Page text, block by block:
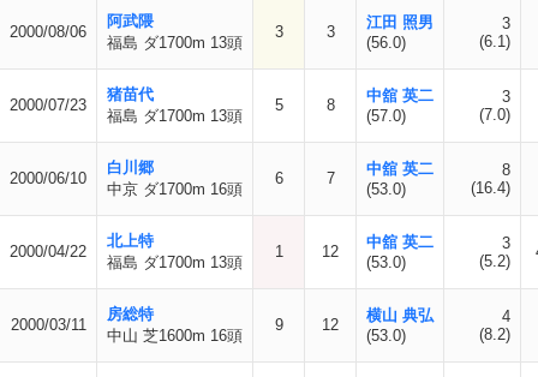
2000/08/06
阿武隈
福島 ダ1700m 13頭
3 3
江田 照男
(56.0)
3
(6.1)
2000/07/23
猪苗代
福島 ダ1700m 13頭
5 8
中舘 英二
(57.0)
3
(7.0)
2000/06/10
白川郷
中京 ダ1700m 16頭
6 7
中舘 英二
(53.0)
8
(16.4)
2000/04/22
北上特
福島 ダ1700m 13頭
1 12
中舘 英二
(53.0)
3
(5.2)
2000/03/11
房総特
中山 芝1600m 16頭
9 12
横山 典弘
(53.0)
4
(8.2)